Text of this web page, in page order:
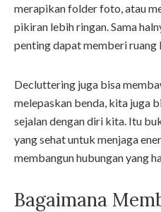
merapikan folder foto, atau
pikiran lebih ringan. Sama
penting dapat memberi
Decluttering juga bisa
melepaskan benda, kita juga
sejalan dengan diri kita. Itu
yang sehat untuk menjaga
membangun hubungan yang
Bagaimana